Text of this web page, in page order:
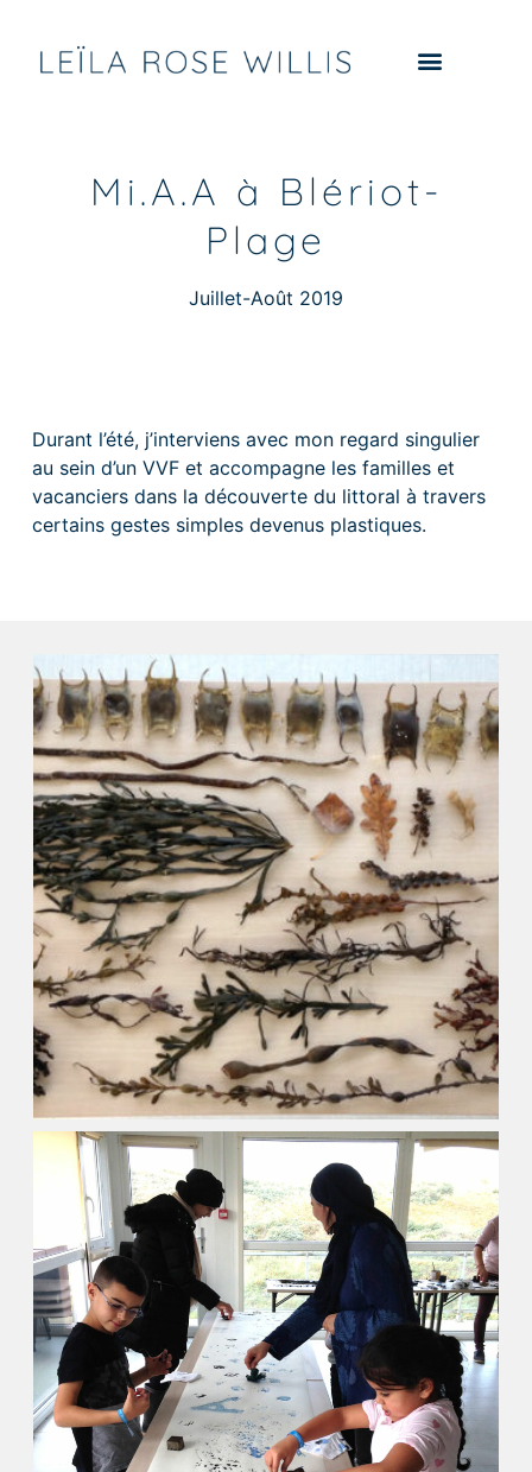
Mi.A.A à Blériot-
Plage
Juillet-Août 2019
Durant l’été, j’interviens avec mon regard singulier
au sein d’un VVF et accompagne les familles et
vacanciers dans la découverte du littoral à travers
certains gestes simples devenus plastiques.